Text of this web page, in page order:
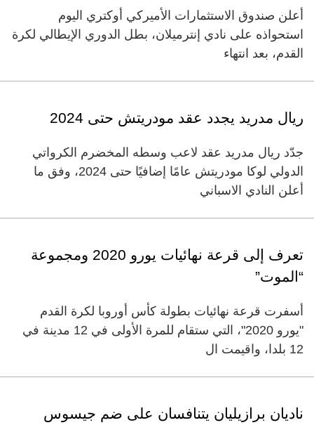
أعلن صندوق الاستثمارات الأميركي أوكتري اليوم
استحواذه على نادي إنترميلان، بطل الدوري الإيطالي لكرة
القدم، بعد انتهاء
ريال مدريد يجدد عقد مودريتش حتى 2024
جدّد ريال مدريد عقد لاعب وسطه المخضرم الكرواتي
الدولي لوكا مودريتش عامًا إضافيًا حتى 2024، وفق ما
أعلن النادي الاسباني
تعرف إلى قرعة نهائيات يورو 2020 ومجموعة
“الموت”
أسفرت قرعة نهائيات بطولة كأس أوروبا لكرة القدم
"يورو 2020"، التي ستقام للمرة الأولى في 12 مدينة في
12 بلدا، واقيمت ال
ناديان برازيليان يتنافسان على ضم جيسوس